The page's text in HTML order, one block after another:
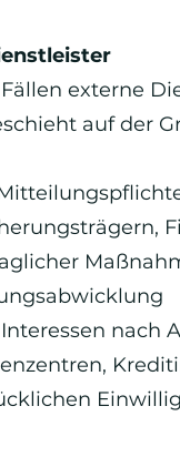
externe
auf der
nach